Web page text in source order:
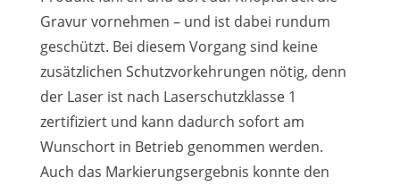
Gravur vornehmen – und ist dabei rundum
geschützt. Bei diesem Vorgang sind keine
zusätzlichen Schutzvorkehrungen nötig, denn
der Laser ist nach Laserschutzklasse 1
zertifiziert und kann dadurch sofort am
Wunschort in Betrieb genommen werden.
Auch das Markierungsergebnis konnte den